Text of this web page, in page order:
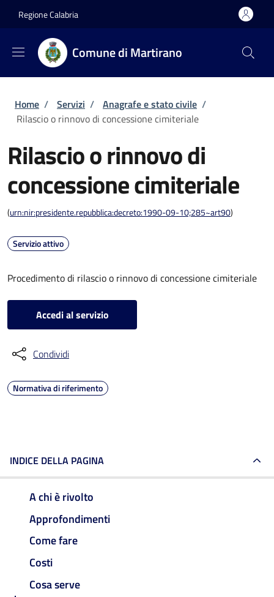
Regione Calabria
Comune di Martirano
Briciole di pane
Home / Servizi / Anagrafe e stato civile /
Rilascio o rinnovo di concessione cimiteriale
Rilascio o rinnovo di
concessione cimiteriale
(urn:nir:presidente.repubblica:decreto:1990-09-10;285~art90)
Servizio attivo
Procedimento di rilascio o rinnovo di concessione cimiteriale
Accedi al servizio
Condividi
Normativa di riferimento
INDICE DELLA PAGINA
A chi è rivolto
Approfondimenti
Come fare
Costi
Cosa serve